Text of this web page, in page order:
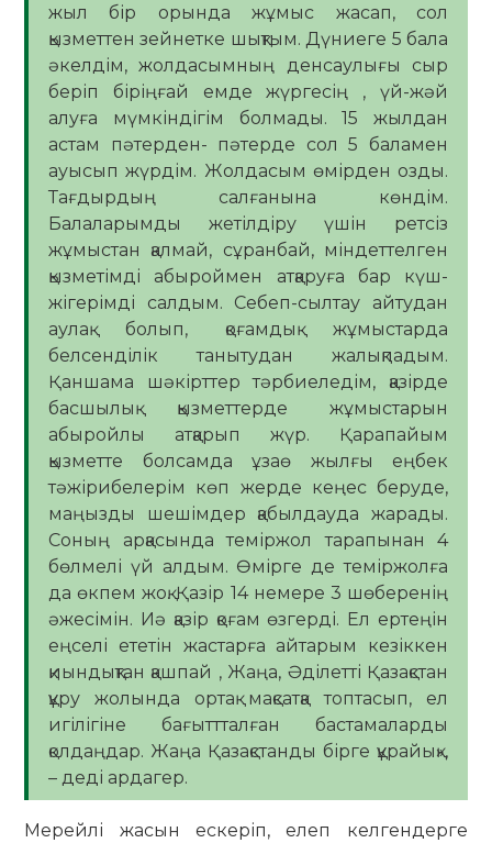
жыл бір орында жұмыс жасап, сол
қызметтен зейнетке шықтым. Дүниеге 5 бала
әкелдім, жолдасымның денсаулығы сыр
беріп біріңғай емде жүргесің , үй-жәй
алуға мүмкіндігім болмады. 15 жылдан
астам пәтерден- пәтерде сол 5 баламен
ауысып жүрдім. Жолдасым өмірден озды.
Тағдырдың салғанына көндім.
Балаларымды жетілдіру үшін ретсіз
жұмыстан қалмай, сұранбай, міндеттелген
қызметімді абыроймен атқаруға бар күш-
жігерімді салдым. Себеп-сылтау айтудан
аулақ болып, қоғамдық жұмыстарда
белсенділік танытудан жалықпадым.
Қаншама шәкірттер тәрбиеледім, қазірде
басшылық қызметтерде жұмыстарын
абыройлы атқарып жүр. Қарапайым
қызметте болсамда ұзаө жылғы еңбек
тәжірибелерім көп жерде кеңес беруде,
маңызды шешімдер қабылдауда жарады.
Соның арқасында теміржол тарапынан 4
бөлмелі үй алдым. Өмірге де теміржолға
да өкпем жоқ. Қазір 14 немере 3 шөберенің
әжесімін. Иә қазір қоғам өзгерді. Ел ертеңін
еңселі ететін жастарға айтарым кезіккен
қиындықтан қашпай , Жаңа, Әділетті Қазақстан
құру жолында ортақ мақсатқа топтасып, ел
игілігіне бағыттталған бастамаларды
қолдаңдар. Жаңа Қазақстанды бірге құрайық»,
– деді ардагер.
Мерейлі жасын ескеріп, елеп келгендерге